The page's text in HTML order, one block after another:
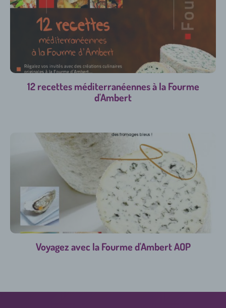
12 recettes méditerranéennes à la Fourme
d'Ambert
Voyagez avec la Fourme d'Ambert AOP